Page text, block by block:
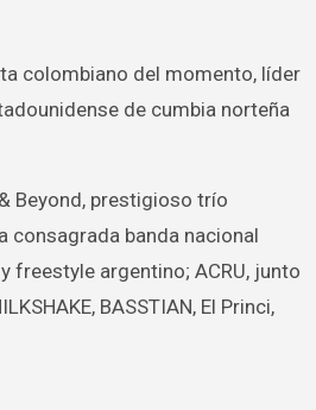
colombiano del momento, líder
de cumbia norteña
Beyond, prestigioso trío
consagrada banda nacional
freestyle argentino; ACRU, junto
BASSTIAN, El Princi,